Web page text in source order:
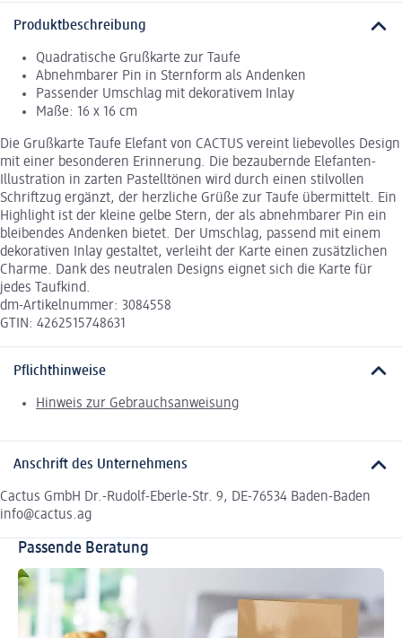
Produktbeschreibung
Quadratische Grußkarte zur Taufe
Abnehmbarer Pin in Sternform als Andenken
Passender Umschlag mit dekorativem Inlay
Maße: 16 x 16 cm
Die Grußkarte Taufe Elefant von CACTUS vereint liebevolles Design
mit einer besonderen Erinnerung. Die bezaubernde Elefanten-
Illustration in zarten Pastelltönen wird durch einen stilvollen
Schriftzug ergänzt, der herzliche Grüße zur Taufe übermittelt. Ein
Highlight ist der kleine gelbe Stern, der als abnehmbarer Pin ein
bleibendes Andenken bietet. Der Umschlag, passend mit einem
dekorativen Inlay gestaltet, verleiht der Karte einen zusätzlichen
Charme. Dank des neutralen Designs eignet sich die Karte für
jedes Taufkind.
dm-Artikelnummer: 3084558
GTIN: 4262515748631
Pflichthinweise
Hinweis zur Gebrauchsanweisung
Anschrift des Unternehmens
Cactus GmbH Dr.-Rudolf-Eberle-Str. 9, DE-76534 Baden-Baden
info@cactus.ag
Passende Beratung